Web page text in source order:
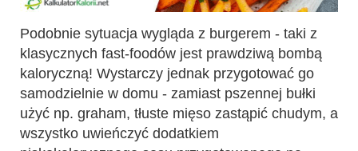
Podobnie sytuacja wygląda z burgerem - taki z
klasycznych fast-foodów jest prawdziwą bombą
kaloryczną! Wystarczy jednak przygotować go
samodzielnie w domu - zamiast pszennej bułki
użyć np. graham, tłuste mięso zastąpić chudym, a
wszystko uwieńczyć dodatkiem